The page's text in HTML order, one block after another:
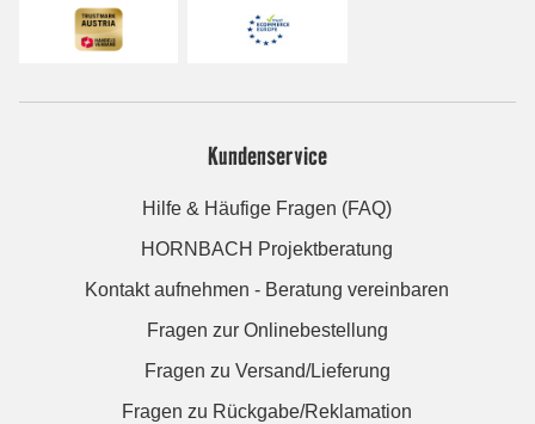
Kundenservice
Hilfe & Häufige Fragen (FAQ)
HORNBACH Projektberatung
Kontakt aufnehmen - Beratung vereinbaren
Fragen zur Onlinebestellung
Fragen zu Versand/Lieferung
Fragen zu Rückgabe/Reklamation